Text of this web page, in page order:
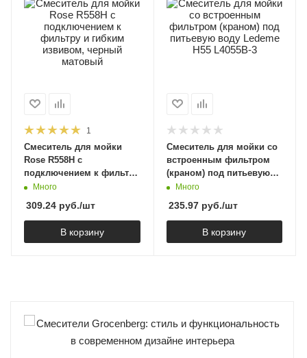
1
Смеситель для мойки
Rose R558H с
подключением к фильтру
и гибким извивом,
Много
309.24 руб./шт
В корзину
Смеситель для мойки со
встроенным фильтром
(краном) под питьевую
воду Ledeme H55 L4055B-
Много
235.97руб./шт
В корзину